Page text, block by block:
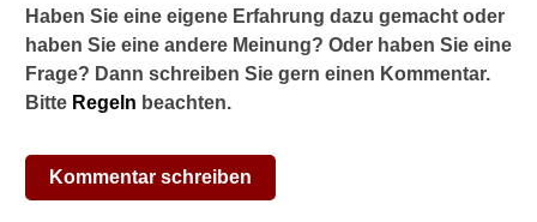
Haben Sie eine eigene Erfahrung dazu gemacht oder
haben Sie eine andere Meinung? Oder haben Sie eine
Frage? Dann schreiben Sie gern einen Kommentar.
Bitte Regeln beachten.
Kommentar schreiben
t
K
a
o